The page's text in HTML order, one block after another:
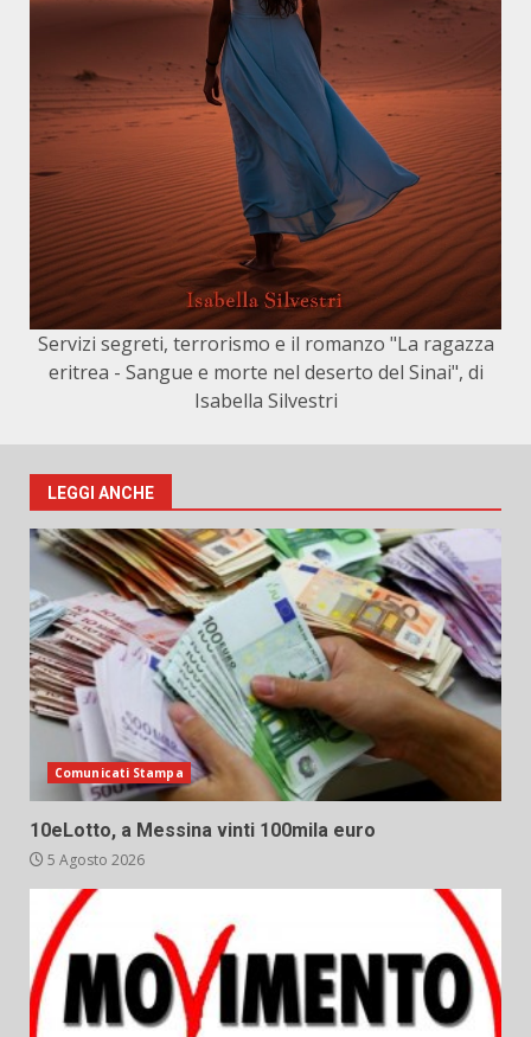
Servizi segreti, terrorismo e il romanzo "La ragazza
eritrea - Sangue e morte nel deserto del Sinai", di
Isabella Silvestri
LEGGI ANCHE
Comunicati Stampa
10eLotto, a Messina vinti 100mila euro
5 Agosto 2026